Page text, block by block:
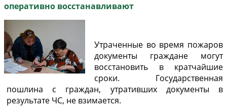
оперативно восстанавливают
Утраченные во время пожаров
документы граждане могут
восстановить в кратчайшие
сроки. Государственная
пошлина с граждан, утративших документы в
результате ЧС, не взимается.